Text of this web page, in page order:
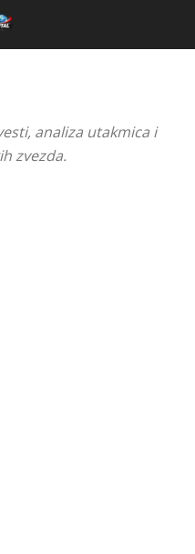
analiza utakmica i
zvezda.